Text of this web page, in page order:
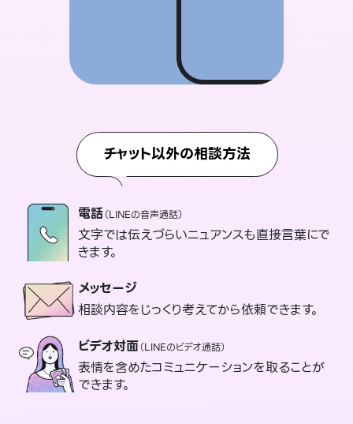
チャット以外の相談方法
電話（LINEの音声通話）
文字では伝えづらいニュアンスも直接言葉にで
きます。
メッセージ
相談内容をじっくり考えてから依頼できます。
ビデオ対面（LINEのビデオ通話）
表情を含めたコミュニケーションを取ることが
できます。